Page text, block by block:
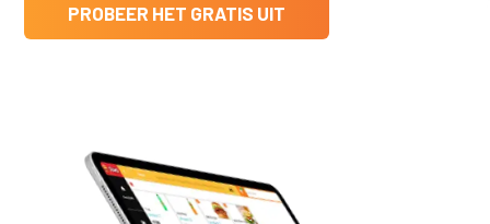
PROBEER HET GRATIS UIT